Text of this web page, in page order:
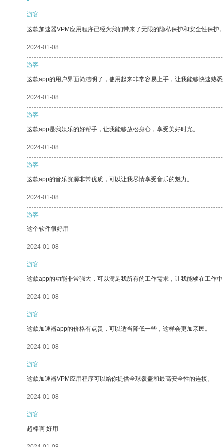
游客
这款加速器VPM应用程序已经为我们带来了无限的隐私保护和安全性保护。
2024-01-08
游客
这款app的用户界面简洁明了，使用起来非常容易上手，让我能够快速熟悉
2024-01-08
游客
这款app是我娱乐的好帮手，让我能够放松身心，享受美好时光。
2024-01-08
游客
这款app的音乐资源非常优质，可以让我尽情享受音乐的魅力。
2024-01-08
游客
这个软件很好用
2024-01-08
游客
这款app的功能非常强大，可以满足我所有的工作需求，让我能够在工作中
2024-01-08
游客
这款加速器app的价格有点贵，可以适当降低一些，这样会更加亲民。
2024-01-08
游客
这款加速器VPM应用程序可以给你提供全球覆盖和最高安全性的连接。
2024-01-08
游客
超棒啊 好用